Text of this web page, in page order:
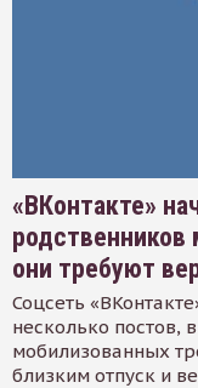
«ВКонтакте»
они требуют
Соцсеть
несколько постов,
мобилизованных
близким отпуск и